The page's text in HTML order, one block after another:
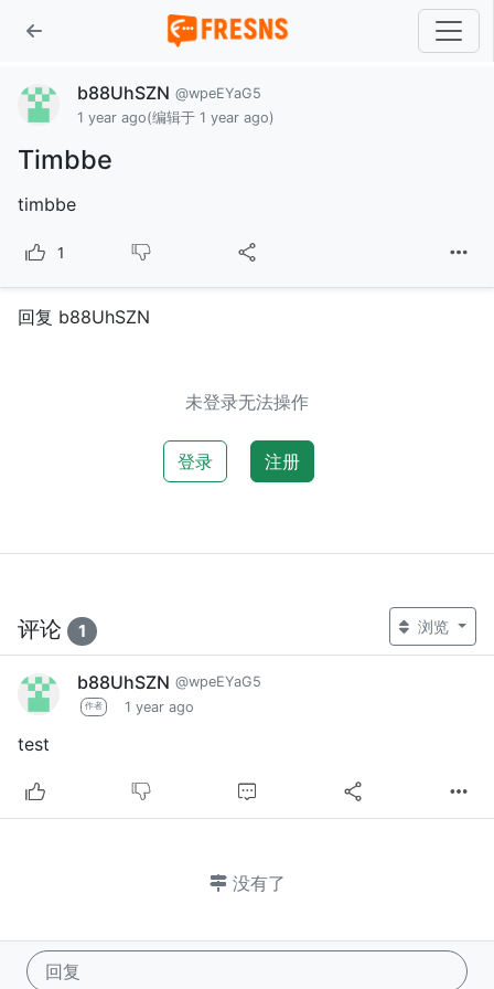
b88UhSZN @wpeEYaG5
1 year ago(编辑于 1 year ago)
Timbbe
timbbe
1
回复
回复 b88UhSZN
未登录无法操作
登录 注册
评论 1 浏览
b88UhSZN @wpeEYaG5
作者 1 year ago
test
没有了